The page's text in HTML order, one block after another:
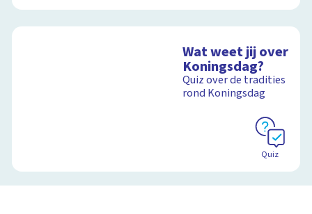
Wat weet jij over
Koningsdag?
Quiz over de tradities
rond Koningsdag
Quiz